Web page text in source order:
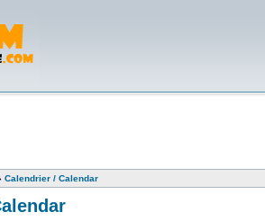
Calendrier / Calendar